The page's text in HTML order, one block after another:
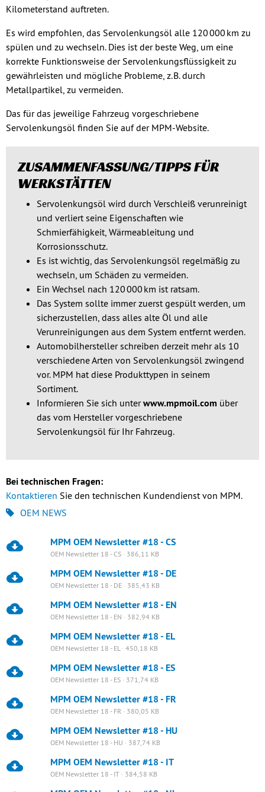
Kilometerstand auftreten.
Es wird empfohlen, das Servolenkungsöl alle 120 000 km zu
spülen und zu wechseln. Dies ist der beste Weg, um eine
korrekte Funktionsweise der Servolenkungsflüssigkeit zu
gewährleisten und mögliche Probleme, z. B. durch
Metallpartikel, zu vermeiden.
Das für das jeweilige Fahrzeug vorgeschriebene
Servolenkungsöl finden Sie auf der MPM-Website.
ZUSAMMENFASSUNG/TIPPS FÜR
WERKSTÄTTEN
Servolenkungsöl wird durch Verschleiß verunreinigt
und verliert seine Eigenschaften wie
Schmierfähigkeit, Wärmeableitung und
Korrosionsschutz.
Es ist wichtig, das Servolenkungsöl regelmäßig zu
wechseln, um Schäden zu vermeiden.
Ein Wechsel nach 120 000 km ist ratsam.
Das System sollte immer zuerst gespült werden, um
sicherzustellen, dass alles alte Öl und alle
Verunreinigungen aus dem System entfernt werden.
Automobilhersteller schreiben derzeit mehr als 10
verschiedene Arten von Servolenkungsöl zwingend
vor. MPM hat diese Produkttypen in seinem
Sortiment.
Informieren Sie sich unterwww.mpmoil.com über
das vom Hersteller vorgeschriebene
Servolenkungsöl für Ihr Fahrzeug.
Bei technischen Fragen:
Kontaktieren Sie den technischen Kundendienst von MPM.
OEM NEWS
MPM OEM Newsletter #18 - CS
OEM Newsletter 18 - CS · 386,11 KB
MPM OEM Newsletter #18 - DE
OEM Newsletter 18 - DE · 385,43 KB
MPM OEM Newsletter #18 - EN
OEM Newsletter 18 - EN · 382,94 KB
MPM OEM Newsletter #18 - EL
OEM Newsletter 18 - EL · 450,18 KB
MPM OEM Newsletter #18 - ES
OEM Newsletter 18 - ES · 371,74 KB
MPM OEM Newsletter #18 - FR
OEM Newsletter 18 - FR · 380,05 KB
MPM OEM Newsletter #18 - HU
OEM Newsletter 18 - HU · 387,74 KB
MPM OEM Newsletter #18 - IT
OEM Newsletter 18 - IT · 384,58 KB